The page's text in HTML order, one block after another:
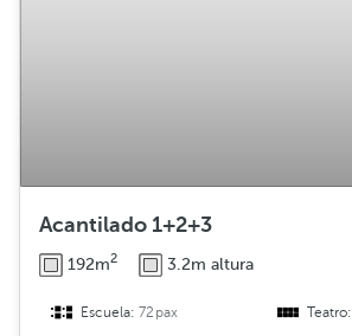
Acantilado 1+2+3
192m2 3.2m altura
Escuela:72pax